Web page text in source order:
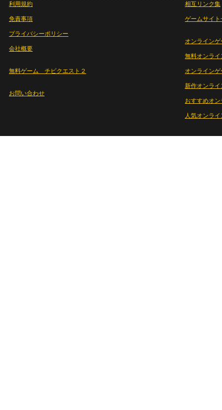
利用規約
免責事項
プライバシーポリシー
会社概要
無料ゲーム チビクエスト２
お問い合わせ
相互リンク集
ゲームサイト
オンラインゲ
無料オンライ
オンライン
新作オンライ
おすすめオ
人気オンラ